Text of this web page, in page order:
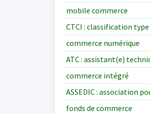
mobile commerce
CTCI : classification
commerce numérique
ATC : assistant(e)
commerce intégré
ASSEDIC : association
fonds de commerce